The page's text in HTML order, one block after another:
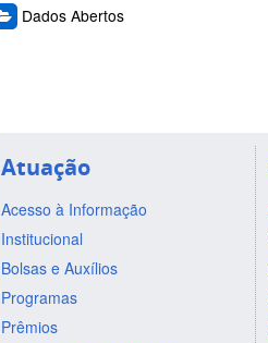
Dados Abertos
Atuação
Acesso à Informação
Institucional
Bolsas e Auxílios
Programas
Prêmios